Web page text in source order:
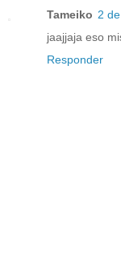
Tameiko 2
jaajjaja eso
Responder